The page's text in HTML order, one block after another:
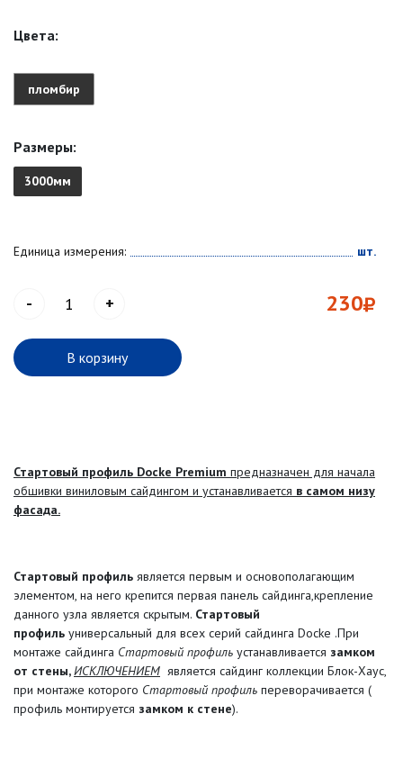
Цвета:
пломбир
Размеры:
3000мм
Единица измерения: шт.
- + 230
В корзину
Стартовый профиль Docke Premium предназначен для начала
обшивки виниловым сайдингом и устанавливается в самом низу
фасада.
Стартовый профиль является первым и основополагающим
элементом, на него крепится первая панель сайдинга,крепление
данного узла является скрытым. Стартовый
профиль универсальный для всех серий сайдинга Docke .При
монтаже сайдинга Стартовый профиль устанавливается замком
от стены,ИСКЛЮЧЕНИЕМ является сайдинг коллекции Блок-Хаус,
при монтаже которого Стартовый профиль переворачивается (
профиль монтируется замком к стене).